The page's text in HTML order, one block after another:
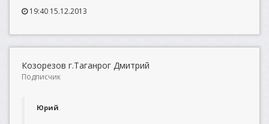
19:40 15.12.2013
Козорезов г.Таганрог Дмитрий
Подписчик
Юрий